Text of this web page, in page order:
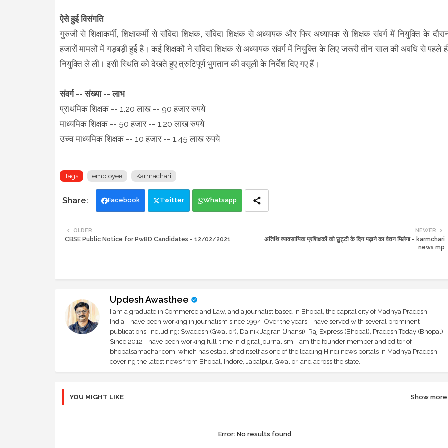
ऐसे हुई विसंगति
गुरुजी से शिक्षाकर्मी, शिक्षाकर्मी से संविदा शिक्षक, संविदा शिक्षक से अध्यापक और फिर अध्यापक से शिक्षक संवर्ग में नियुक्ति के
हजारों मामलों में गड़बड़ी हुई है। कई शिक्षकों ने संविदा शिक्षक से अध्यापक संवर्ग में नियुक्ति के लिए जरूरी तीन साल की अवधि से पहले
नियुक्ति ले ली। इसी स्थिति को देखते हुए त्रुटिपूर्ण भुगतान की वसूली के निर्देश दिए गए हैं।
संवर्ग -- संख्या -- लाभ
प्राथमिक शिक्षक -- 1.20 लाख -- 90 हजार रुपये
माध्यमिक शिक्षक -- 50 हजार -- 1.20 लाख रुपये
उच्च माध्यमिक शिक्षक -- 10 हजार -- 1.45 लाख रुपये
Tags employee Karmachari
Facebook Twitter Whatsapp
NEWER
अतिथि व्यावसायिक प्रशिक्षकों को छुट्टी के दिन पढ़ाने का वेतन मिलेगा - karmchari
news mp
OLDER
CBSE Public Notice for PwBD Candidates - 12/02/2021
Updesh Awasthee
I am a graduate in Commerce and Law, and a journalist based in Bhopal, the capital city of Madhya Pradesh,
India. I have been working in journalism since 1994. Over the years, I have served with several prominent
publications, including: Swadesh (Gwalior), Dainik Jagran (Jhansi), Raj Express (Bhopal), Pradesh Today (Bhopal);
Since 2012, I have been working full-time in digital journalism. I am the founder member and editor of
bhopalsamachar.com, which has established itself as one of the leading Hindi news portals in Madhya Pradesh,
covering the latest news from Bhopal, Indore, Jabalpur, Gwalior, and across the state.
YOU MIGHT LIKE Show more
Error:No results found